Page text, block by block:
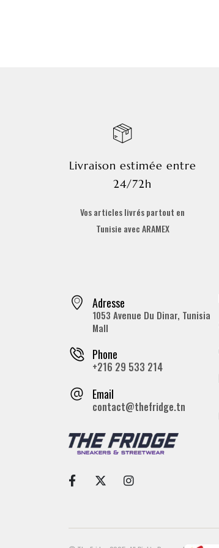
Livraison estimée entre
24/72h
Vos articles livrés partout en
Tunisie avec ARAMEX
Adresse
1053 Avenue Du Dinar, Tunisia
Mall
Phone
+216 29 533 214
Email
contact@thefridge.tn